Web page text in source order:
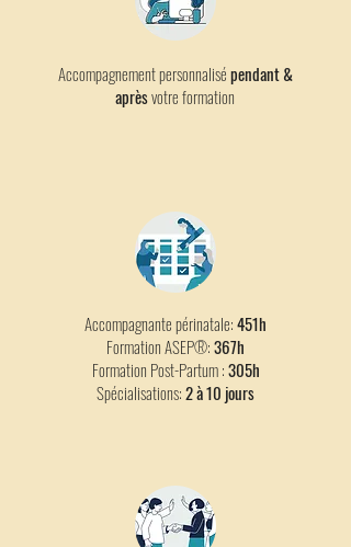
Accompagnement personnalisépendant &
aprèsvotre formation
Accompagnante périnatale:451h
Formation ASEP®:367h
Formation Post-Partum :305h
Spécialisations:2 à 10 jours